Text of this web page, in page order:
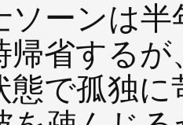
ソーンは
帰省する
態で孤独